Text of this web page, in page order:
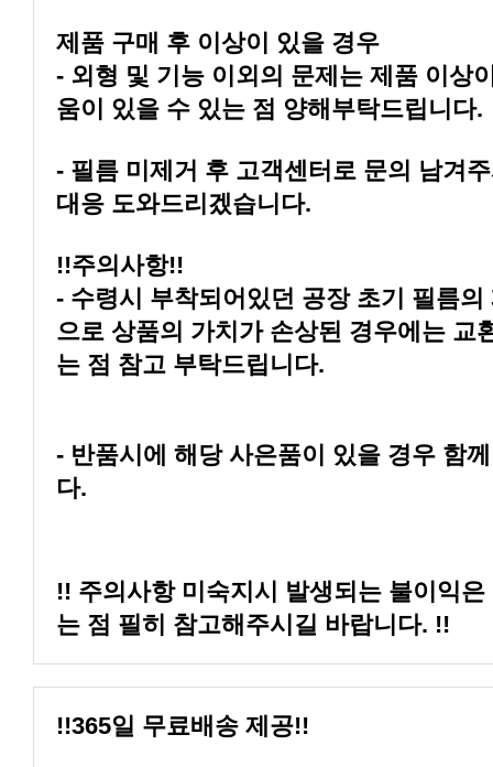
제품 구매 후 이상이 있을 경우
움이 있을 수 있는 점 양해부탁드립니다.
대응 도와드리겠습니다.
!!주의사항!!
는 점 참고 부탁드립니다.
다.
는 점 필히 참고해주시길 바랍니다. !!
!!365일 무료배송 제공!!